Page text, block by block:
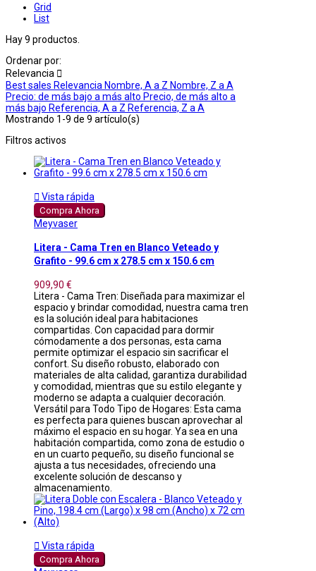
Grid
List
Hay 9 productos.
Ordenar por:
Relevancia 
Best sales Relevancia Nombre, A a Z Nombre, Z a A
Precio: de más bajo a más alto Precio, de más alto a
más bajo Referencia, A a Z Referencia, Z a A
Mostrando 1-9 de 9 artículo(s)
Filtros activos
 Vista rápida
Compra Ahora
Meyvaser
Litera - Cama Tren en Blanco Veteado y
Grafito - 99.6 cm x 278.5 cm x 150.6 cm
909,90 €
Litera - Cama Tren: Diseñada para maximizar el
espacio y brindar comodidad, nuestra cama tren
es la solución ideal para habitaciones
compartidas. Con capacidad para dormir
cómodamente a dos personas, esta cama
permite optimizar el espacio sin sacrificar el
confort. Su diseño robusto, elaborado con
materiales de alta calidad, garantiza durabilidad
y comodidad, mientras que su estilo elegante y
moderno se adapta a cualquier decoración.
Versátil para Todo Tipo de Hogares: Esta cama
es perfecta para quienes buscan aprovechar al
máximo el espacio en su hogar. Ya sea en una
habitación compartida, como zona de estudio o
en un cuarto pequeño, su diseño funcional se
ajusta a tus necesidades, ofreciendo una
excelente solución de descanso y
almacenamiento.
 Vista rápida
Compra Ahora